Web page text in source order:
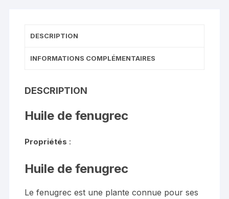
DESCRIPTION
INFORMATIONS COMPLÉMENTAIRES
DESCRIPTION
Huile de fenugrec
Propriétés :
Huile de fenugrec
Le fenugrec est une plante connue pour ses